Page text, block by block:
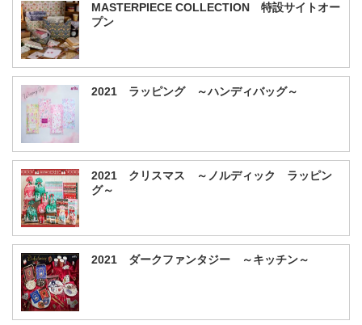
MASTERPIECE COLLECTION 特設サイトオー
プン
2021 ラッピング ～ハンディバッグ～
2021 クリスマス ～ノルディック ラッピン
グ～
2021 ダークファンタジー ～キッチン～